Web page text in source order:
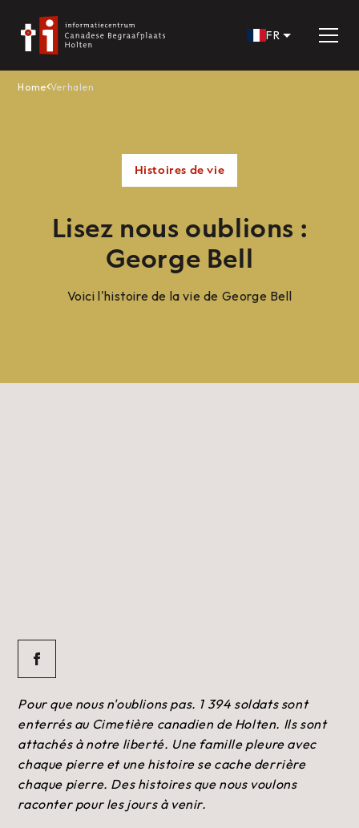
FR
Home Verhalen
Histoires de vie
Lisez nous oublions :
George Bell
Voici l'histoire de la vie de George Bell
Pour que nous n'oublions pas. 1 394 soldats sont
enterrés au Cimetière canadien de Holten. Ils sont
attachés à notre liberté. Une famille pleure avec
chaque pierre et une histoire se cache derrière
chaque pierre. Des histoires que nous voulons
raconter pour les jours à venir.